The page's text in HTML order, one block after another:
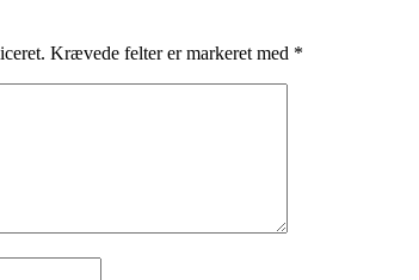
Krævede felter er markeret med *